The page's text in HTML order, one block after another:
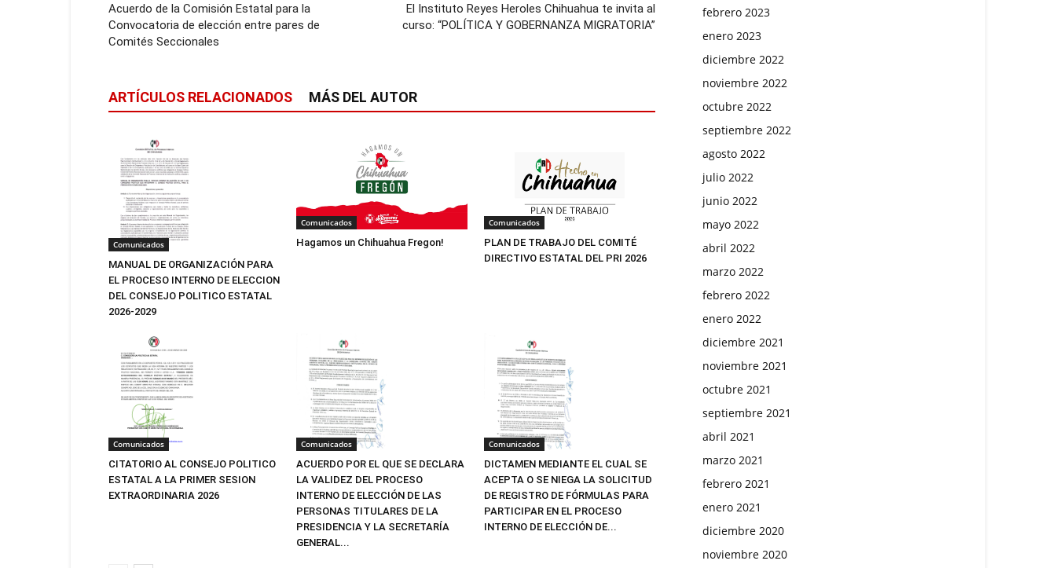
Acuerdo de la Comisión Estatal para la
Convocatoria de elección entre pares de
Comités Seccionales
El Instituto Reyes Heroles Chihuahua te invita al
curso: “POLÍTICA Y GOBERNANZA MIGRATORIA”
ARTÍCULOS RELACIONADOS MÁS DEL AUTOR
Comunicados
MANUAL DE ORGANIZACIÓN PARA
EL PROCESO INTERNO DE ELECCION
DEL CONSEJO POLITICO ESTATAL
2026-2029
Comunicados
Hagamos un Chihuahua Fregon!
Comunicados
PLAN DE TRABAJO DEL COMITÉ
DIRECTIVO ESTATAL DEL PRI 2026
Comunicados
CITATORIO AL CONSEJO POLITICO
ESTATAL A LA PRIMER SESION
EXTRAORDINARIA 2026
Comunicados
ACUERDO POR EL QUE SE DECLARA
LA VALIDEZ DEL PROCESO
INTERNO DE ELECCIÓN DE LAS
PERSONAS TITULARES DE LA
PRESIDENCIA Y LA SECRETARÍA
GENERAL...
Comunicados
DICTAMEN MEDIANTE EL CUAL SE
ACEPTA O SE NIEGA LA SOLICITUD
DE REGISTRO DE FÓRMULAS PARA
PARTICIPAR EN EL PROCESO
INTERNO DE ELECCIÓN DE...
febrero 2023
enero 2023
diciembre 2022
noviembre 2022
octubre 2022
septiembre 2022
agosto 2022
julio 2022
junio 2022
mayo 2022
abril 2022
marzo 2022
febrero 2022
enero 2022
diciembre 2021
noviembre 2021
octubre 2021
septiembre 2021
abril 2021
marzo 2021
febrero 2021
enero 2021
diciembre 2020
noviembre 2020